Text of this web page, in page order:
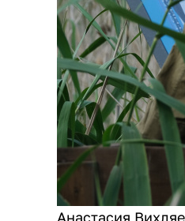
Анастасия